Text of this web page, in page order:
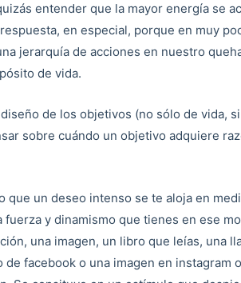
entender que la mayor energía se
en especial, porque en muy
jerarquía de acciones en nuestro
de vida.
de los objetivos (no sólo de vida,
sobre cuándo un objetivo adquiere
que un deseo intenso se te aloja en
y dinamismo que tienes en ese
una imagen, un libro que leías, una
facebook o una imagen en instagram